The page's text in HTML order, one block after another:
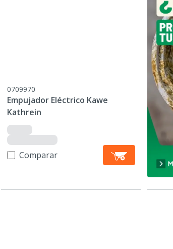
0709970
Empujador Eléctrico Kawe
Kathrein
Comparar